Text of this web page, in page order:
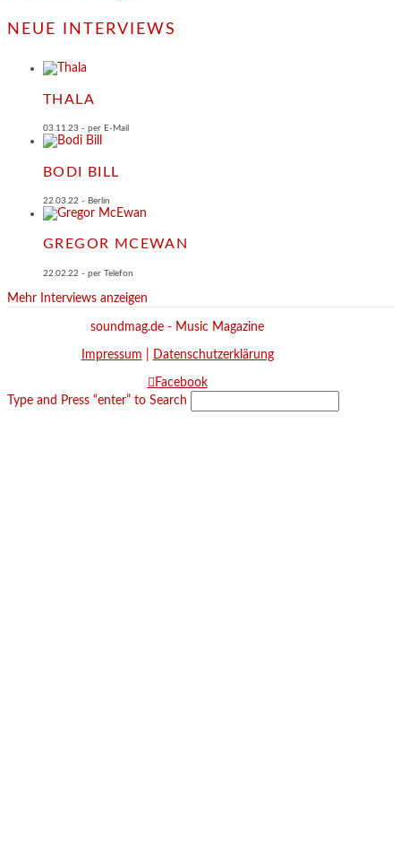
NEUE INTERVIEWS
THALA
03.11.23 - per E-Mail
BODI BILL
22.03.22 - Berlin
GREGOR MCEWAN
22.02.22 - per Telefon
Mehr Interviews anzeigen
soundmag.de - Music Magazine
Impressum Datenschutzerklärung
Facebook
Type and Press “enter” to Search